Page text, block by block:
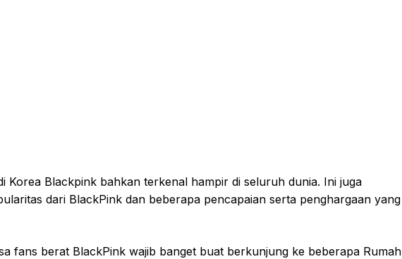
Korea Blackpink bahkan terkenal hampir di seluruh dunia. Ini juga
dari BlackPink dan beberapa pencapaian serta penghargaan yang
fans berat BlackPink wajib banget buat berkunjung ke beberapa Rumah